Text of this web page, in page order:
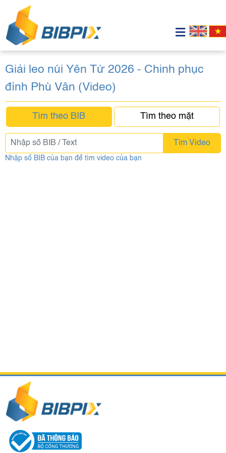
Giải leo núi Yên Tử 2026 - Chinh phục
đỉnh Phù Vân (Video)
Tìm theo BIB Tìm theo mặt
Tìm Video
Nhập số BIB của bạn để tìm video của bạn